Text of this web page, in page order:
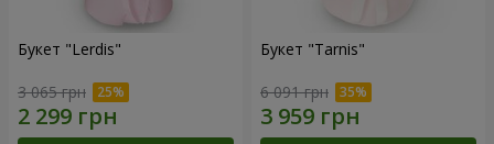
Букет "Lerdis"
3 065 грн
Букет "Tarnis"
6 091 грн